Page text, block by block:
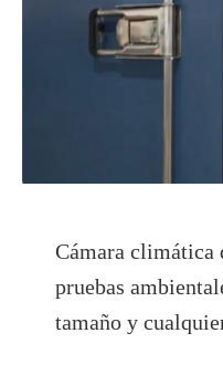
Cámara
pruebas
tamaño y